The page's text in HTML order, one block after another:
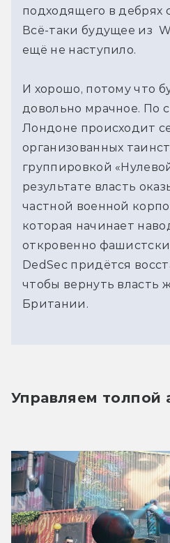
подходящего в дебрях
Всё-таки будущее из
ещё не наступило.
И хорошо, потому что
довольно мрачное. По
Лондоне происходит
организованных
группировкой
результате власть
частной военной
которая начинает
откровенно
DedSec придётся
чтобы вернуть власть
Британии.
Управляем толпой